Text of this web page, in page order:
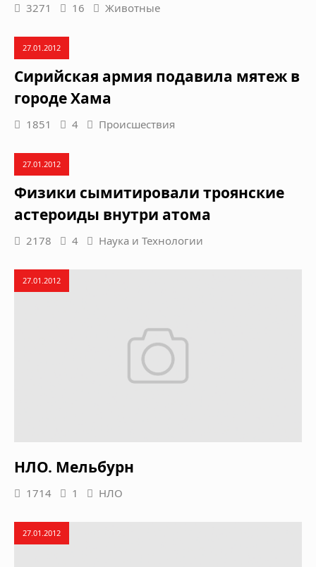
3271 16 Животные
27.01.2012
Сирийская армия подавила мятеж в
городе Хама
1851 4 Происшествия
27.01.2012
Физики сымитировали троянские
астероиды внутри атома
2178 4 Наука и Технологии
27.01.2012
НЛО. Мельбурн
1714 1 НЛО
27.01.2012